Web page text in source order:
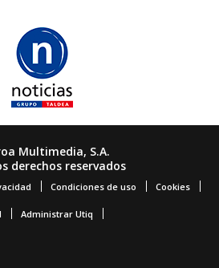
Multimedia, S.A.
derechos reservados
Condiciones de uso Cookies
Administrar Utiq